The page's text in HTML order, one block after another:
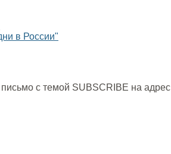
в России"
письмо с темой SUBSCRIBE на адрес